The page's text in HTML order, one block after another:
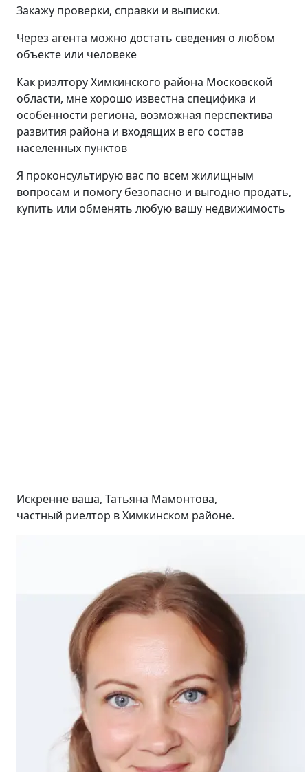
Закажу проверки, справки и выписки.
Через агента можно достать сведения о любом
объекте или человеке
Как риэлтору Химкинского района Московской
области, мне хорошо известна специфика и
особенности региона, возможная перспектива
развития района и входящих в его состав
населенных пунктов
Я проконсультирую вас по всем жилищным
вопросам и помогу безопасно и выгодно продать,
купить или обменять любую вашу недвижимость
Искренне ваша, Татьяна Мамонтова,
частный риелтор в Химкинском районе.